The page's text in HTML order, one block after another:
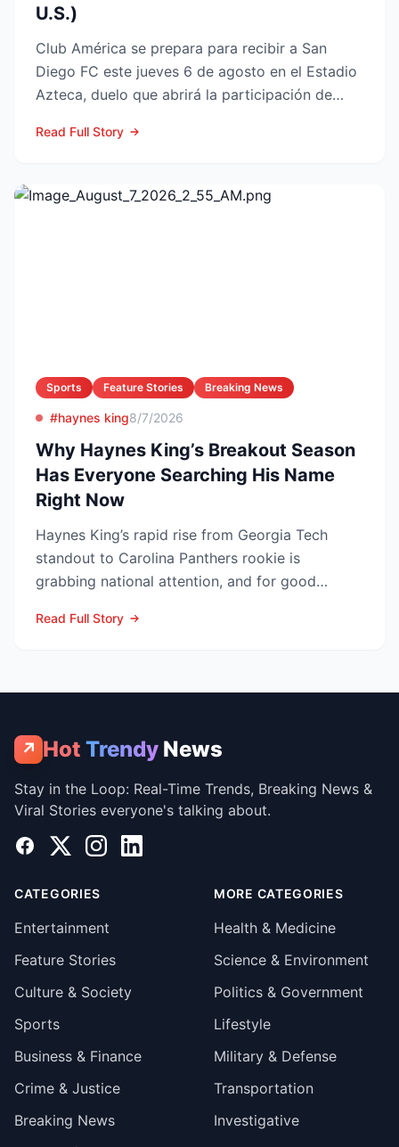
U.S.)
Club América se prepara para recibir a San
Diego FC este jueves 6 de agosto en el Estadio
Azteca, duelo que abrirá la participación de
Read Full Story
Sports Feature Stories Breaking News
#haynes king8/7/2026
Why Haynes King’s Breakout Season
Has Everyone Searching His Name
Right Now
Haynes King’s rapid rise from Georgia Tech
standout to Carolina Panthers rookie is
grabbing national attention, and for good
Read Full Story
↗ Hot Trendy News
Stay in the Loop: Real-Time Trends, Breaking News &
Viral Stories everyone's talking about.
Facebook
X InstagramLinkedIn
CATEGORIES
Entertainment
Feature Stories
Culture & Society
Sports
Business & Finance
Crime & Justice
Breaking News
MORE CATEGORIES
Health & Medicine
Science & Environment
Politics & Government
Lifestyle
Military & Defense
Transportation
Investigative